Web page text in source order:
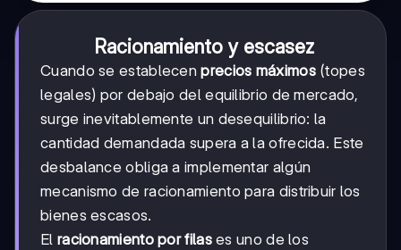
Racionamiento y escasez
Cuando se establecenprecios máximos(topes
legales) por debajo del equilibrio de mercado,
surge inevitablemente un desequilibrio: la
cantidad demandada supera a la ofrecida. Este
desbalance obliga a implementar algún
mecanismo de racionamiento para distribuir los
bienes escasos.
El racionamiento por filases uno de los